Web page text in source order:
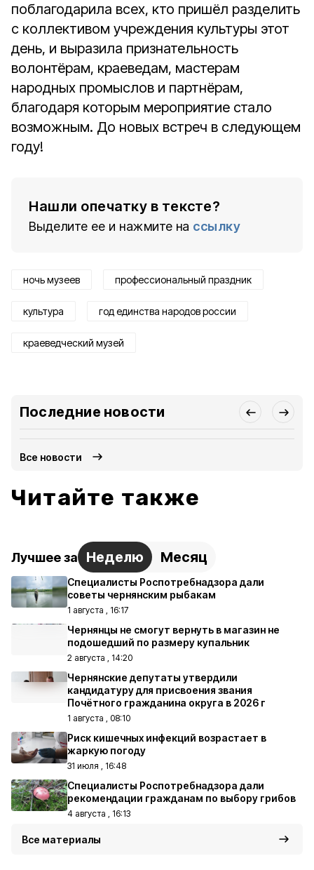
поблагодарила всех, кто пришёл разделить
с коллективом учреждения культуры этот
день, и выразила признательность
волонтёрам, краеведам, мастерам
народных промыслов и партнёрам,
благодаря которым мероприятие стало
возможным. До новых встреч в следующем
году!
Нашли опечатку в тексте?
Выделите ее и нажмите на ссылку
ночь музеев профессиональный праздник
культура год единства народов россии
краеведческий музей
Последние новости
Все новости
Читайте также
Лучшее за Неделю Месяц
Специалисты Роспотребнадзора дали
советы чернянским рыбакам
1 августа , 16:17
Чернянцы не смогут вернуть в магазин не
подошедший по размеру купальник
2 августа , 14:20
Чернянские депутаты утвердили
кандидатуру для присвоения звания
Почётного гражданина округа в 2026 г
1 августа , 08:10
Риск кишечных инфекций возрастает в
жаркую погоду
31 июля , 16:48
Специалисты Роспотребнадзора дали
рекомендации гражданам по выбору грибов
4 августа , 16:13
Все материалы